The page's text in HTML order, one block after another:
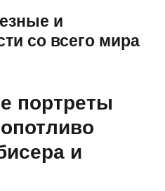
и
со всего мира
портреты
и